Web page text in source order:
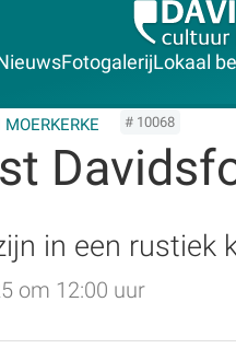
FotogalerijLokaal
# 10068
in een rustiek
om 12:00 uur